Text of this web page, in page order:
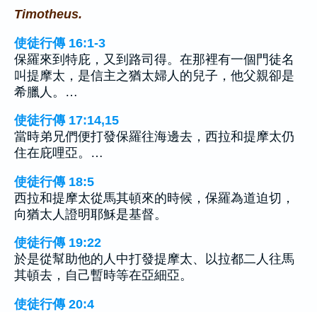
Timotheus.
使徒行傳 16:1-3
保羅來到特庇，又到路司得。在那裡有一個門徒名
叫提摩太，是信主之猶太婦人的兒子，他父親卻是
希臘人。…
使徒行傳 17:14,15
當時弟兄們便打發保羅往海邊去，西拉和提摩太仍
住在庇哩亞。…
使徒行傳 18:5
西拉和提摩太從馬其頓來的時候，保羅為道迫切，
向猶太人證明耶穌是基督。
使徒行傳 19:22
於是從幫助他的人中打發提摩太、以拉都二人往馬
其頓去，自己暫時等在亞細亞。
使徒行傳 20:4